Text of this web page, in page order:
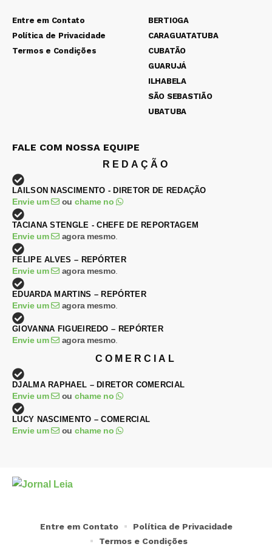
Entre em Contato
Política de Privacidade
Termos e Condições
BERTIOGA
CARAGUATATUBA
CUBATÃO
GUARUJÁ
ILHABELA
SÃO SEBASTIÃO
UBATUBA
FALE COM NOSSA EQUIPE
REDAÇÃO
LAILSON NASCIMENTO - DIRETOR DE REDAÇÃO
Envie um ou chame no
TACIANA STENGLE - CHEFE DE REPORTAGEM
Envie um agora mesmo.
FELIPE ALVES – REPÓRTER
Envie um agora mesmo.
EDUARDA MARTINS – REPÓRTER
Envie um agora mesmo.
GIOVANNA FIGUEIREDO – REPÓRTER
Envie um agora mesmo.
COMERCIAL
DJALMA RAPHAEL – DIRETOR COMERCIAL
Envie um ou chame no
LUCY NASCIMENTO – COMERCIAL
Envie um ou chame no
Entre em Contato
Política de Privacidade
Termos e Condições